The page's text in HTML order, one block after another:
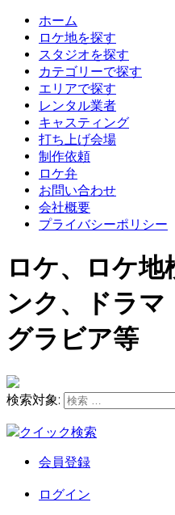
ホーム
ロケ地を探す
スタジオを探す
カテゴリーで探す
エリアで探す
レンタル業者
キャスティング
打ち上げ会場
制作依頼
ロケ弁
お問い合わせ
会社概要
プライバシーポリシー
ロケ、ロケ
ンク、ドラマ
グラビア等
検索対象:
クイック検索
会員登録
ログイン